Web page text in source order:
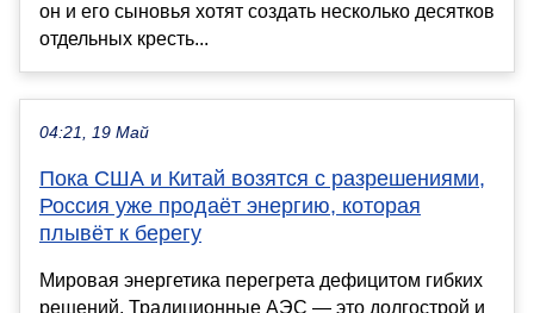
он и его сыновья хотят создать несколько десятков
отдельных кресть...
04:21, 19 Май
Пока США и Китай возятся с разрешениями,
Россия уже продаёт энергию, которая
плывёт к берегу
Мировая энергетика перегрета дефицитом гибких
решений. Традиционные АЭС — это долгострой и